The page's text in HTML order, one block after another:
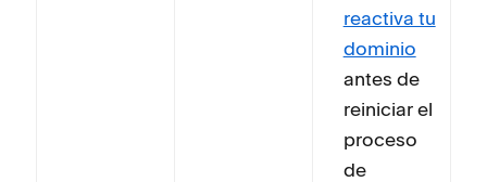
reactiva tu
dominio
antes de
reiniciar el
proceso
de